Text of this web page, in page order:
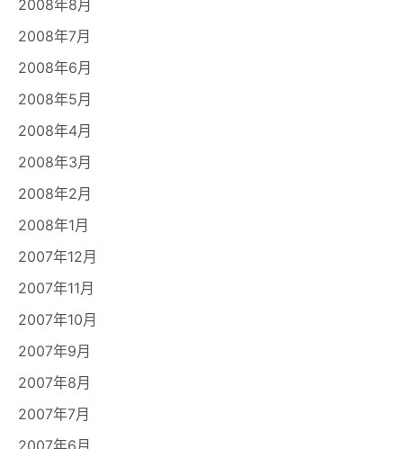
2008年8月
2008年7月
2008年6月
2008年5月
2008年4月
2008年3月
2008年2月
2008年1月
2007年12月
2007年11月
2007年10月
2007年9月
2007年8月
2007年7月